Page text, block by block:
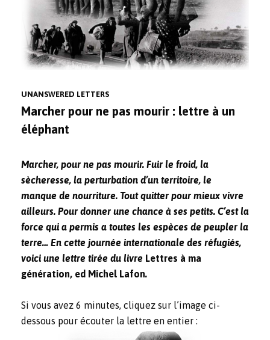
UNANSWERED LETTERS
Marcher pour ne pas mourir : lettre à un
éléphant
Marcher, pour ne pas mourir. Fuir le froid, la
sècheresse, la perturbation d’un territoire, le
manque de nourriture. Tout quitter pour mieux vivre
ailleurs. Pour donner une chance à ses petits. C’est la
force qui a permis a toutes les espèces de peupler la
terre… En cette journée internationale des réfugiés,
voici une lettre tirée du livre Lettres à ma
génération, ed Michel Lafon.
Si vous avez 6 minutes, cliquez sur l’image ci-
dessous pour écouter la lettre en entier :